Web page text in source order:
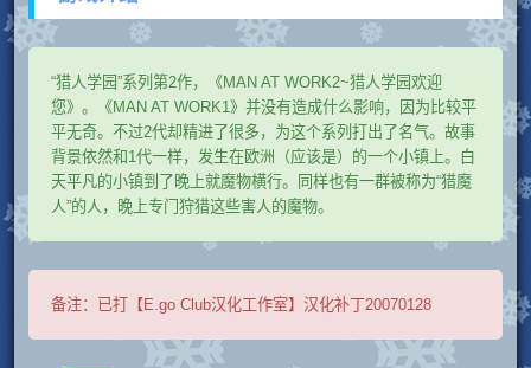
“猎人学园”系列第2作，《MAN AT WORK2~猎人学园欢迎
您》。《MAN AT WORK1》并没有造成什么影响，因为比较平
平无奇。不过2代却精进了很多，为这个系列打出了名气。故事
背景依然和1代一样，发生在欧洲（应该是）的一个小镇上。白
天平凡的小镇到了晚上就魔物横行。同样也有一群被称为“猎魔
人”的人，晚上专门狩猎这些害人的魔物。
备注： 已打【E.go Club汉化工作室】汉化补丁20070128